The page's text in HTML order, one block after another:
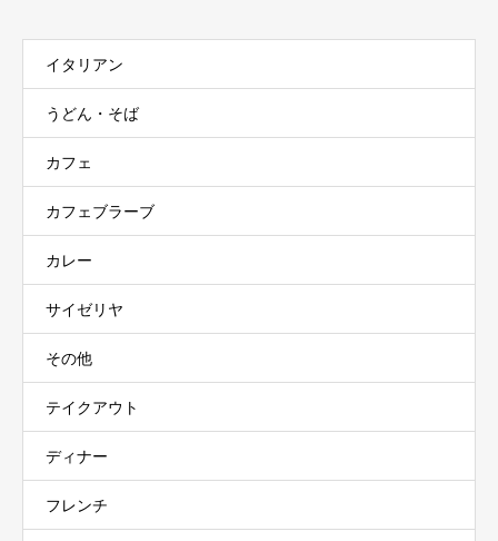
イタリアン
うどん・そば
カフェ
カフェブラーブ
カレー
サイゼリヤ
その他
テイクアウト
ディナー
フレンチ